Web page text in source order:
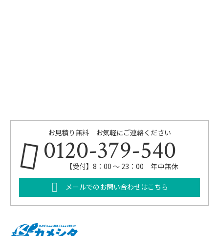
お見積り無料 お気軽にご連絡ください
0120-379-540
【受付】8：00 ～ 23：00 年中無休
メールでのお問い合わせはこちら